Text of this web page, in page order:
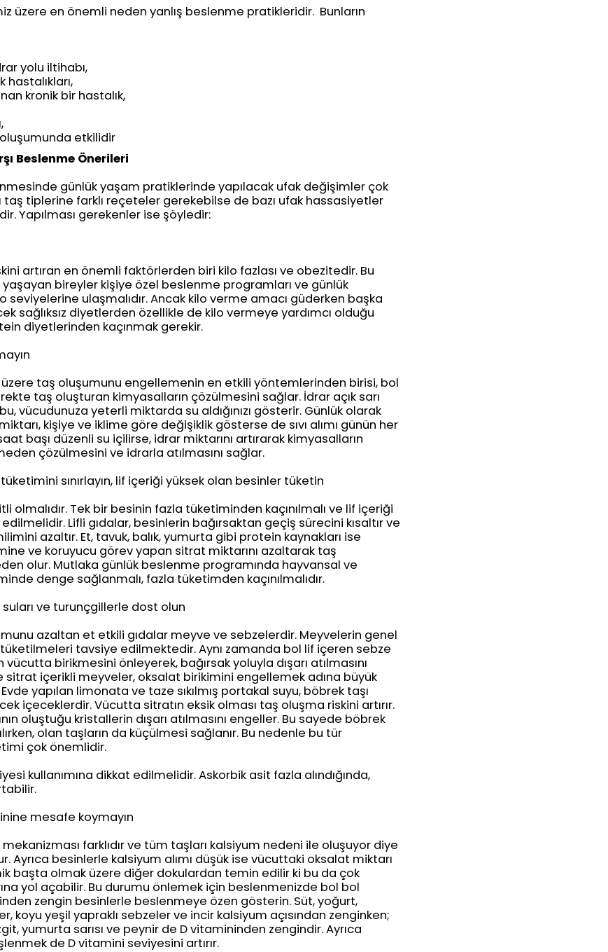
üzere en önemli neden yanlış beslenme pratikleridir. Bunların
yolu iltihabı,
kronik bir hastalık,
etkilidir
Beslenme Önerileri
günlük yaşam pratiklerinde yapılacak ufak değişimler çok
taş tiplerine farklı reçeteler gerekebilse de bazı ufak hassasiyetler
Yapılması gerekenler ise şöyledir:
artıran en önemli faktörlerden biri kilo fazlası ve obezitedir. Bu
bireyler kişiye özel beslenme programları ve günlük
seviyelerine ulaşmalıdır. Ancak kilo verme amacı güderken başka
sağlıksız diyetlerden özellikle de kilo vermeye yardımcı olduğu
diyetlerinden kaçınmak gerekir.
taş oluşumunu engellemenin en etkili yöntemlerinden birisi, bol
taş oluşturan kimyasalların çözülmesini sağlar. İdrar açık sarı
vücudunuza yeterli miktarda su aldığınızı gösterir. Günlük olarak
miktarı, kişiye ve iklime göre değişiklik gösterse de sıvı alımı günün her
başı düzenli su içilirse, idrar miktarını artırarak kimyasalların
çözülmesini ve idrarla atılmasını sağlar.
sınırlayın, lif içeriği yüksek olan besinler tüketin
olmalıdır. Tek bir besinin fazla tüketiminden kaçınılmalı ve lif içeriği
Lifli gıdalar, besinlerin bağırsaktan geçiş sürecini kısaltır ve
azaltır. Et, tavuk, balık, yumurta gibi protein kaynakları ise
ve koruyucu görev yapan sitrat miktarını azaltarak taş
olur. Mutlaka günlük beslenme programında hayvansal ve
denge sağlanmalı, fazla tüketimden kaçınılmalıdır.
suları ve turunçgillerle dost olun
azaltan et etkili gıdalar meyve ve sebzelerdir. Meyvelerin genel
tavsiye edilmektedir. Aynı zamanda bol lif içeren sebze
birikmesini önleyerek, bağırsak yoluyla dışarı atılmasını
sitrat içerikli meyveler, oksalat birikimini engellemek adına büyük
yapılan limonata ve taze sıkılmış portakal suyu, böbrek taşı
içeceklerdir. Vücutta sitratın eksik olması taş oluşma riskini artırır.
oluştuğu kristallerin dışarı atılmasını engeller. Bu sayede böbrek
olan taşların da küçülmesi sağlanır. Bu nedenle bu tür
çok önemlidir.
kullanımına dikkat edilmelidir. Askorbik asit fazla alındığında,
mesafe koymayın
farklıdır ve tüm taşları kalsiyum nedeni ile oluşuyor diye
Ayrıca besinlerle kalsiyum alımı düşük ise vücuttaki oksalat miktarı
başta olmak üzere diğer dokulardan temin edilir ki bu da çok
yol açabilir. Bu durumu önlemek için beslenmenizde bol bol
zengin besinlerle beslenmeye özen gösterin. Süt, yoğurt,
koyu yeşil yapraklı sebzeler ve incir kalsiyum açısından zenginken;
yumurta sarısı ve peynir de D vitamininden zengindir. Ayrıca
de D vitamini seviyesini artırır.